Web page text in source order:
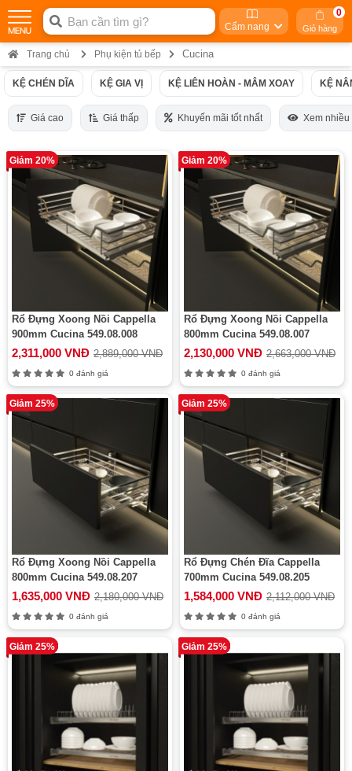
Cẩm nang Giỏ hàng
0
Trang chủ Phụ kiện tủ bếp Cucina
KỆ CHÉN DĨA KỆ GIA VỊ KỆ LIÊN HOÀN - MÂM XOAY KỆ
Giá cao Giá thấp Khuyến mãi tốt nhất Xem nhiều
Giảm 20%
Rổ Đựng Xoong Nồi Cappella
900mm Cucina 549.08.008
2,311,000 VNĐ 2,889,000 VNĐ
0 đánh giá
Giảm 20%
Rổ Đựng Xoong Nồi Cappella
800mm Cucina 549.08.007
2,130,000 VNĐ 2,663,000 VNĐ
0 đánh giá
Giảm 25%
Rổ Đựng Xoong Nồi Cappella
800mm Cucina 549.08.207
1,635,000 VNĐ 2,180,000 VNĐ
0 đánh giá
Giảm 25%
Rổ Đựng Chén Đĩa Cappella
700mm Cucina 549.08.205
1,584,000 VNĐ 2,112,000 VNĐ
0 đánh giá
Giảm 25% Giảm 25%